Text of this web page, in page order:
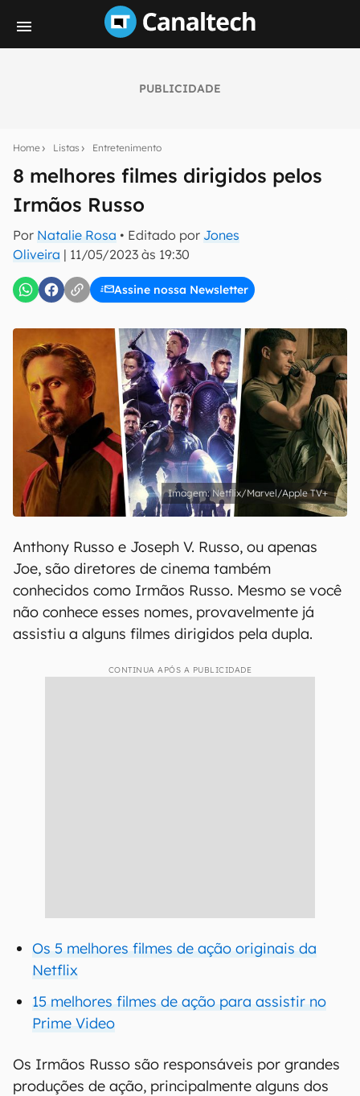
PUBLICIDADE
Home Listas Entretenimento
8 melhores filmes dirigidos pelos
Irmãos Russo
Por Natalie Rosa • Editado por Jones
Oliveira | 11/05/2023 às 19:30
Assine nossa Newsletter
notícias e reviews sobre tecnologia em primeira
mão.
E-mail
Uso e Política de Privacidade do Canaltech.
Netflix/Marvel/Apple TV+
Anthony Russo e Joseph V. Russo, ou apenas
Joe, são diretores de cinema também
conhecidos como Irmãos Russo. Mesmo se você
não conhece esses nomes, provavelmente já
assistiu a alguns filmes dirigidos pela dupla.
CONTINUA APÓS A PUBLICIDADE
Os 5 melhores filmes de ação originais da
Netflix
15 melhores filmes de ação para assistir no
Prime Video
Os Irmãos Russo são responsáveis por grandes
produções de ação, principalmente alguns dos